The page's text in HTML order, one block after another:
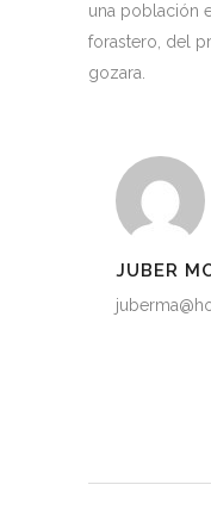
una población
forastero, del
gozara.
JUBER